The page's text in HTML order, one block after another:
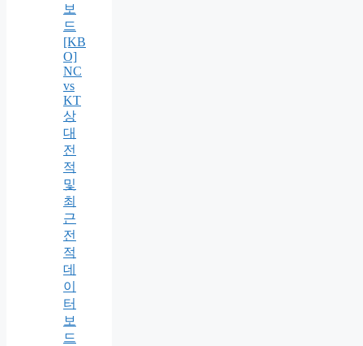
보
드
[KB
O]
NC
vs
KT
상
대
전
적
및
최
근
전
적
데
이
터
보
드